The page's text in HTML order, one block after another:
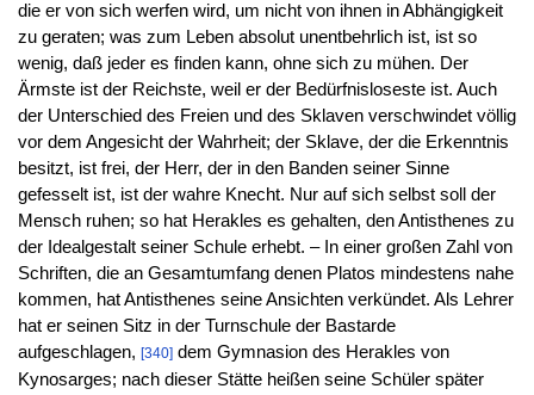
die er von sich werfen wird, um nicht von ihnen in Abhängigkeit
zu geraten; was zum Leben absolut unentbehrlich ist, ist so
wenig, daß jeder es finden kann, ohne sich zu mühen. Der
Ärmste ist der Reichste, weil er der Bedürfnisloseste ist. Auch
der Unterschied des Freien und des Sklaven verschwindet völlig
vor dem Angesicht der Wahrheit; der Sklave, der die Erkenntnis
besitzt, ist frei, der Herr, der in den Banden seiner Sinne
gefesselt ist, ist der wahre Knecht. Nur auf sich selbst soll der
Mensch ruhen; so hat Herakles es gehalten, den Antisthenes zu
der Idealgestalt seiner Schule erhebt. – In einer großen Zahl von
Schriften, die an Gesamtumfang denen Platos mindestens nahe
kommen, hat Antisthenes seine Ansichten verkündet. Als Lehrer
hat er seinen Sitz in der Turnschule der Bastarde
aufgeschlagen, [340]dem Gymnasion des Herakles von
Kynosarges; nach dieser Stätte heißen seine Schüler später